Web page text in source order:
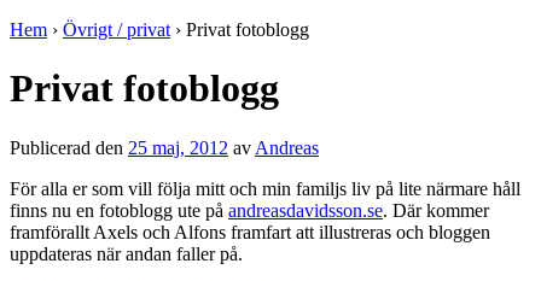
Hem › Övrigt / privat › Privat fotoblogg
Privat fotoblogg
Publicerad den 25 maj, 2012 av Andreas
För alla er som vill följa mitt och min familjs liv på lite närmare håll
finns nu en fotoblogg ute på andreasdavidsson.se. Där kommer
framförallt Axels och Alfons framfart att illustreras och bloggen
uppdateras när andan faller på.